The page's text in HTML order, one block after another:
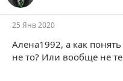
25 Янв 2020
Алена1992, а как
не то? Или вообще не